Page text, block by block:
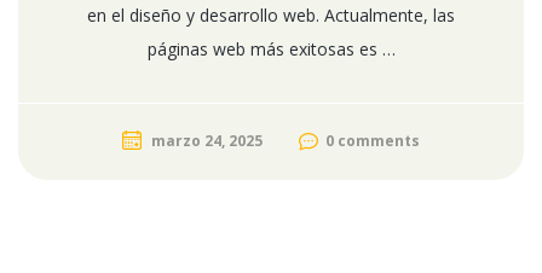
en el diseño y desarrollo web. Actualmente, las
páginas web más exitosas es …
marzo 24, 2025 0 comments